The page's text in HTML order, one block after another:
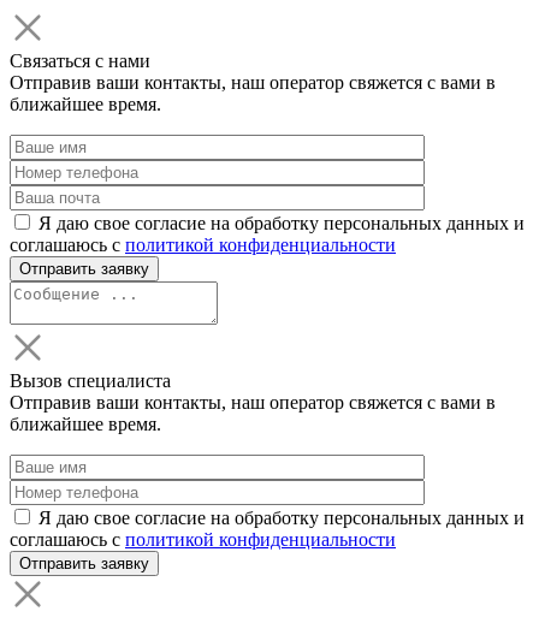
Связаться с нами
Отправив ваши контакты, наш оператор свяжется с вами в
ближайшее время.
Я даю свое согласие на обработку персональных данных и
соглашаюсь с политикой конфиденциальности
Вызов специалиста
Отправив ваши контакты, наш оператор свяжется с вами в
ближайшее время.
Я даю свое согласие на обработку персональных данных и
соглашаюсь с политикой конфиденциальности